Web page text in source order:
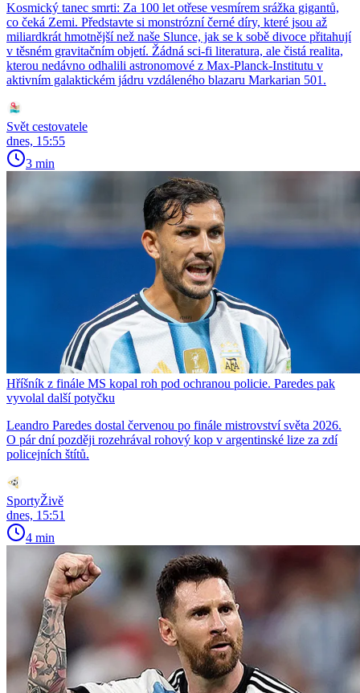
Kosmický tanec smrti: Za 100 let otřese vesmírem srážka gigantů,
co čeká Zemi. Představte si monstrózní černé díry, které jsou až
miliardkrát hmotnější než naše Slunce, jak se k sobě divoce přitahují
v těsném gravitačním objetí. Žádná sci-fi literatura, ale čistá realita,
kterou nedávno odhalili astronomové z Max-Planck-Institutu v
aktivním galaktickém jádru vzdáleného blazaru Markarian 501.
Svět cestovatele
dnes, 15:55
3 min
Hříšník z finále MS kopal roh pod ochranou policie. Paredes pak
vyvolal další potyčku
Leandro Paredes dostal červenou po finále mistrovství světa 2026.
O pár dní později rozehrával rohový kop v argentinské lize za zdí
policejních štítů.
SportyŽivě
dnes, 15:51
4 min